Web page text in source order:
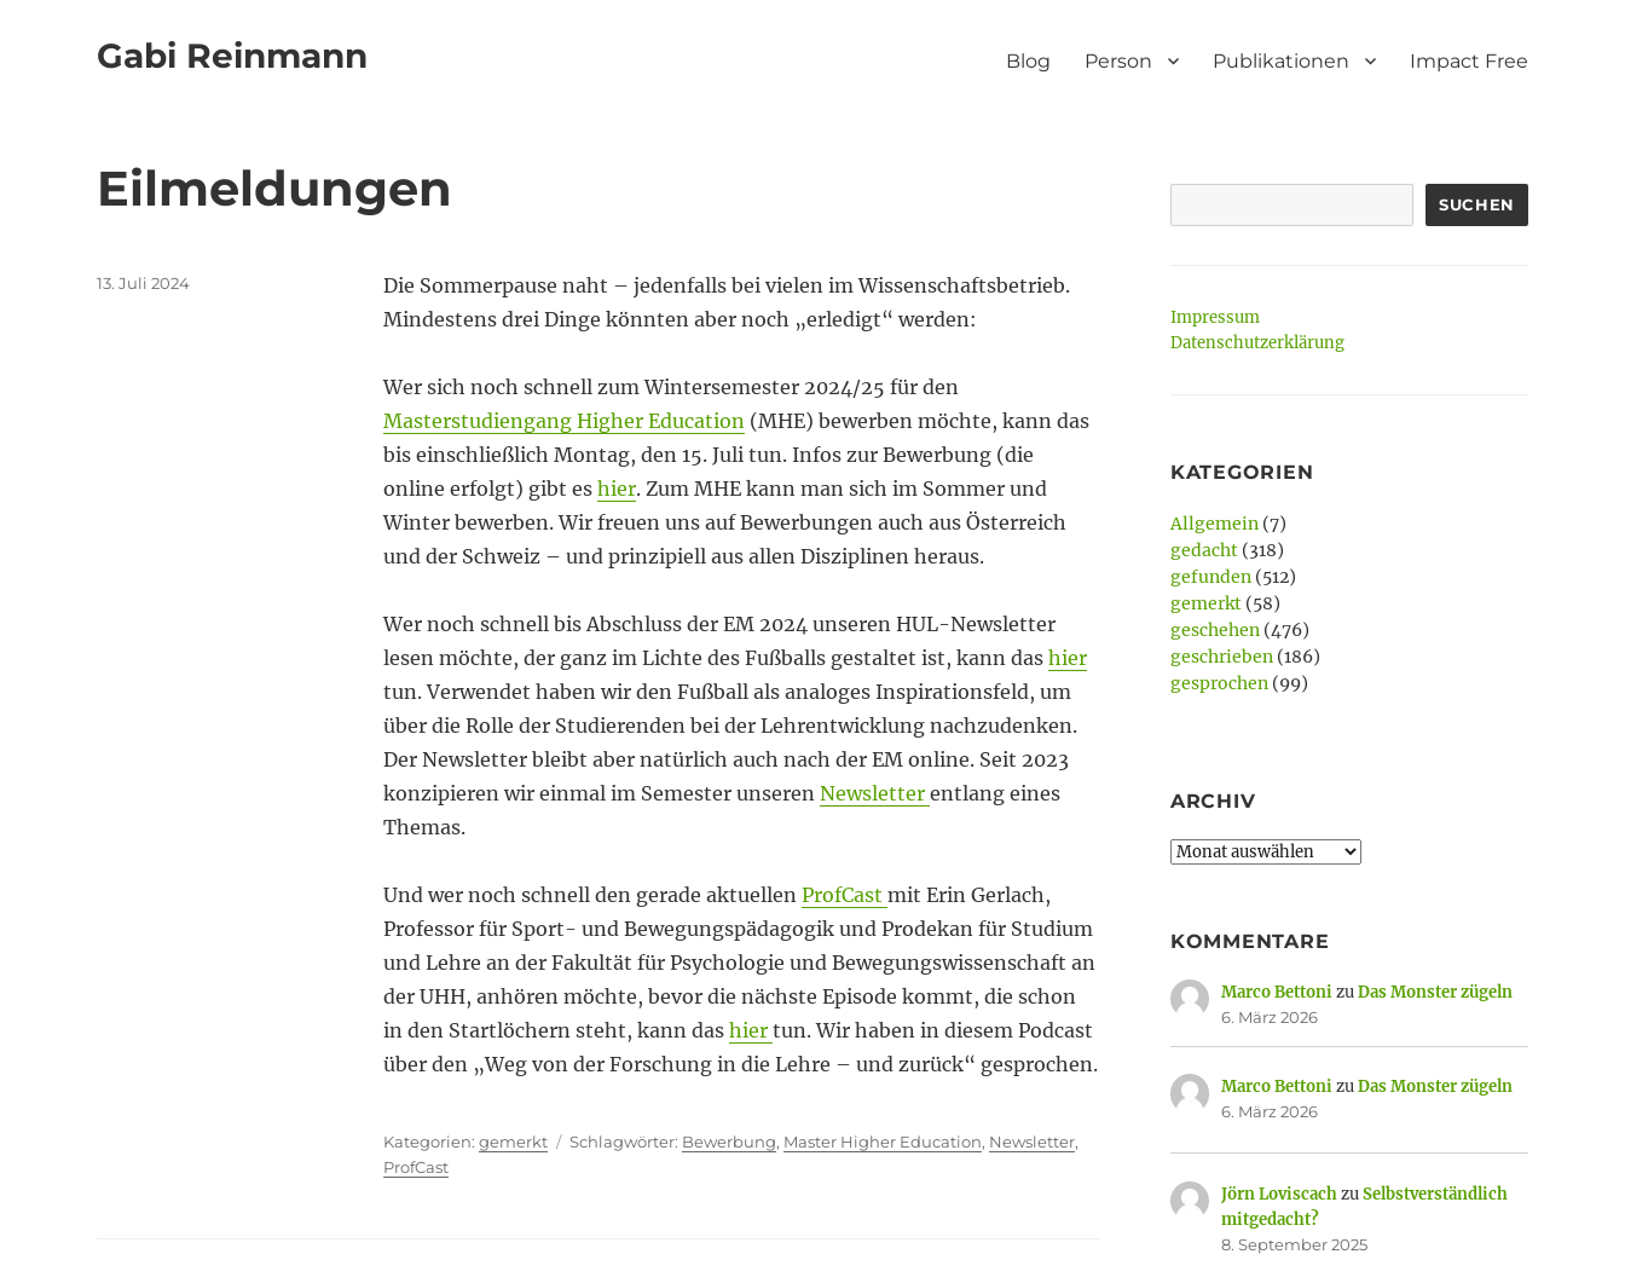
Gabi Reinmann Blog Person Publikationen Impact Free
Eilmeldungen
Die Sommerpause naht – jedenfalls bei vielen im Wissenschaftsbetrieb.
Mindestens drei Dinge könnten aber noch „erledigt“ werden:
Wer sich noch schnell zum Wintersemester 2024/25 für den
Masterstudiengang Higher Education(MHE) bewerben möchte, kann das
bis einschließlich Montag, den 15. Juli tun. Infos zur Bewerbung (die
online erfolgt) gibt es hier. Zum MHE kann man sich im Sommer und
Winter bewerben. Wir freuen uns auf Bewerbungen auch aus Österreich
und der Schweiz – und prinzipiell aus allen Disziplinen heraus.
Wer noch schnell bis Abschluss der EM 2024 unseren HUL-Newsletter
lesen möchte, der ganz im Lichte des Fußballs gestaltet ist, kann das hier
tun. Verwendet haben wir den Fußball als analoges Inspirationsfeld, um
über die Rolle der Studierenden bei der Lehrentwicklung nachzudenken.
Der Newsletter bleibt aber natürlich auch nach der EM online. Seit 2023
konzipieren wir einmal im Semester unseren Newsletter entlang eines
Themas.
Und wer noch schnell den gerade aktuellen ProfCast mit Erin Gerlach,
Professor für Sport- und Bewegungspädagogik und Prodekan für Studium
und Lehre an der Fakultät für Psychologie und Bewegungswissenschaft an
der UHH, anhören möchte, bevor die nächste Episode kommt, die schon
in den Startlöchern steht, kann das hier tun. Wir haben in diesem Podcast
über den „Weg von der Forschung in die Lehre – und zurück“ gesprochen.
Kategorien
gemerkt Schlagwörter
Bewerbung, Master Higher Education, Newsletter,
ProfCast
Veröffentlicht
13. Juli 2024
SUCHEN
Impressum
Datenschutzerklärung
KATEGORIEN
Allgemein(7)
gedacht(318)
gefunden(512)
gemerkt(58)
geschehen(476)
geschrieben(186)
gesprochen(99)
ARCHIV
Archiv
KOMMENTARE
Marco BettonizuDas Monster zügeln
6. März 2026
Marco BettonizuDas Monster zügeln
6. März 2026
Jörn LoviscachzuSelbstverständlich
mitgedacht?
8. September 2025